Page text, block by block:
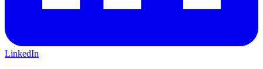
LinkedIn